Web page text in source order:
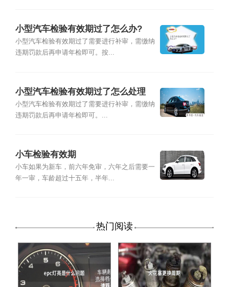
小型汽车检验有效期过了怎么办?
小型汽车检验有效期过了需要进行补审，需缴纳
违期罚款后再申请年检即可。按...
小型汽车检验有效期过了怎么处理
小型汽车检验有效期过了需要进行补审，需缴纳
违期罚款后再申请年检即可。...
小车检验有效期
小车如果为新车，前六年免审，六年之后需要一
年一审，车龄超过十五年，半年...
热门阅读